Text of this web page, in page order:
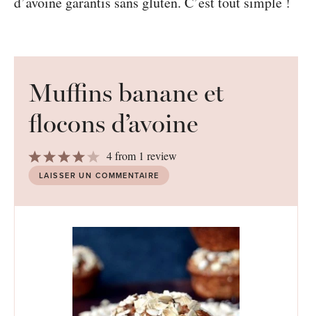
Muffins banane et
flocons d’avoine
Stars
4
Stars
3
Stars
2
Stars
1
Star
4from 1 review
LAISSER UN COMMENTAIRE